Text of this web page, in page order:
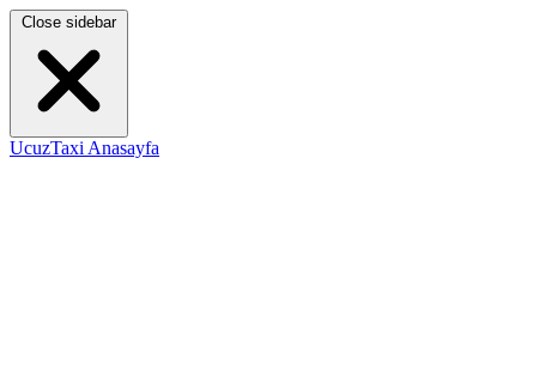
Close sidebar
UcuzTaxi Anasayfa